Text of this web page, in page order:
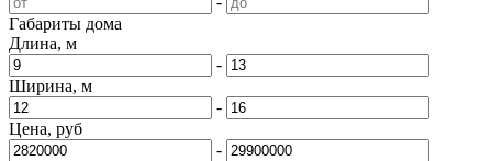
Габариты дома
Длина, м
-
Ширина, м
-
Цена, руб
-